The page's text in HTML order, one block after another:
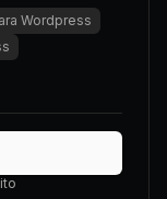
Wordpress